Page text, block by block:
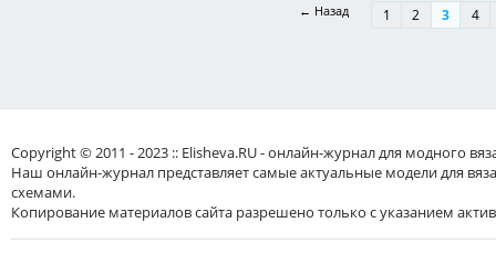
← Назад 1 2 3 4
Copyright © 2011 - 2023 :: Elisheva.RU - онлайн-журнал для модного
Наш онлайн-журнал представляет самые актуальные модели для
схемами.
Копирование материалов сайта разрешено только с указанием